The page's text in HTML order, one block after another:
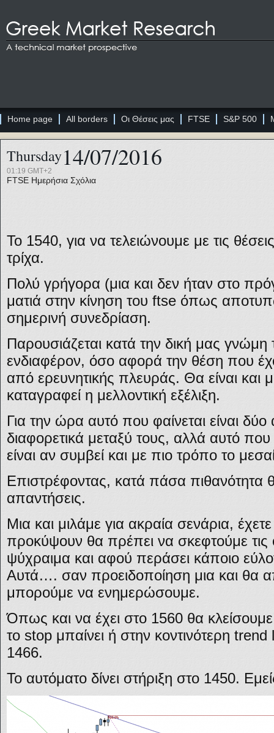
Home page All borders Οι Θέσεις μας FTSE S&P 500
Thursday14/07/2016
01:19 GMT+2
FTSE Ημερήσια Σχόλια
Το 1540, για να τελειώνουμε με τις
τρίχα.
Πολύ γρήγορα (μια και δεν ήταν στο
ματιά στην κίνηση του ftse όπως
σημερινή συνεδρίαση.
Παρουσιάζεται κατά την δική μας γνώμη
ενδιαφέρον, όσο αφορά την θέση που
από ερευνητικής πλευράς. Θα είναι και
καταγραφεί η μελλοντική εξέλιξη.
Για την ώρα αυτό που φαίνεται είναι
διαφορετικά μεταξύ τους, αλλά αυτό
είναι αν συμβεί και με πιο τρόπο το
Επιστρέφοντας, κατά πάσα πιθανότητα
απαντήσεις.
Μια και μιλάμε για ακραία σενάρια,
προκύψουν θα πρέπει να σκεφτούμε τις
ψύχραιμα και αφού περάσει κάποιο
Αυτά…. σαν προειδοποίηση μια και θα
μπορούμε να ενημερώσουμε.
Όπως και να έχει στο 1560 θα κλείσουμε
το stop μπαίνει ή στην κοντινότερη
1466.
Το αυτόματο δίνει στήριξη στο 1450.